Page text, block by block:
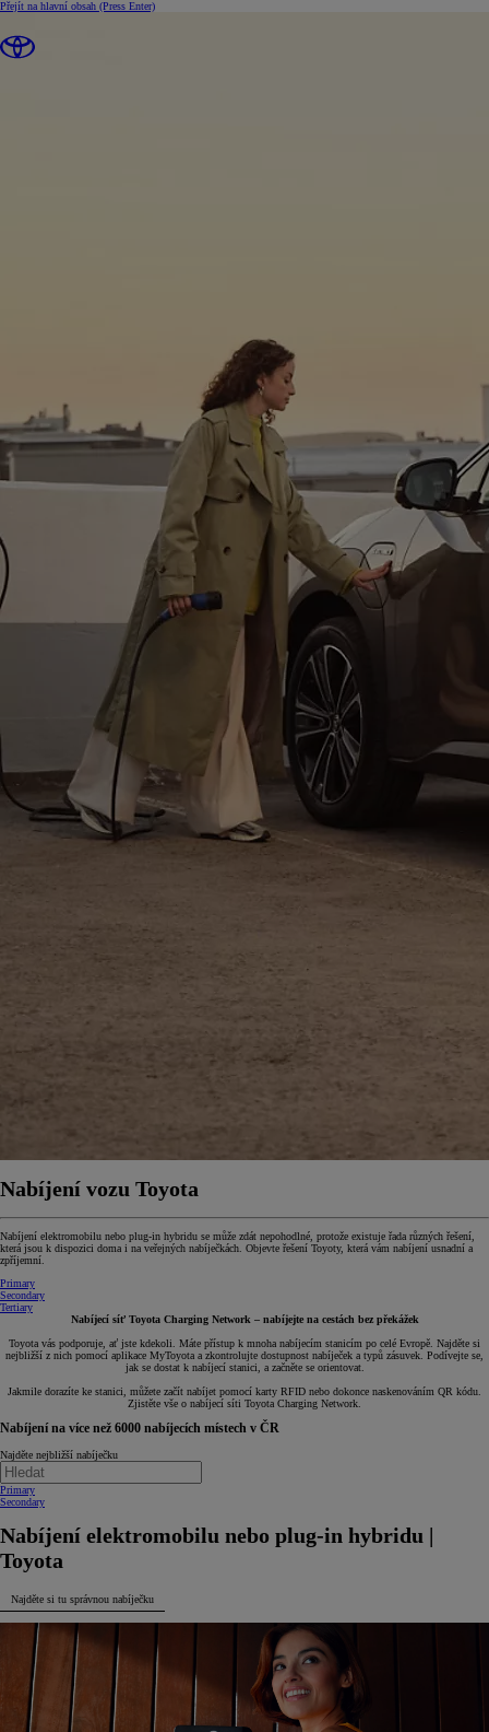
Přejít na hlavní obsah (Press Enter)
Nabíjení vozu Toyota
Nabíjení elektromobilu nebo plug-in hybridu se může zdát nepohodlné, protože existuje řada různých řešení,
která jsou k dispozici doma i na veřejných nabíječkách. Objevte řešení Toyoty, která vám nabíjení usnadní a
zpříjemní.
Primary
Secondary
Tertiary
Nabíjecí síť Toyota Charging Network – nabíjejte na cestách bez překážek
Toyota vás podporuje, ať jste kdekoli. Máte přístup k mnoha nabíjecím stanicím po celé Evropě. Najděte si
nejbližší z nich pomocí aplikace MyToyota a zkontrolujte dostupnost nabíječek a typů zásuvek. Podívejte se,
jak se dostat k nabíjecí stanici, a začněte se orientovat.
Jakmile dorazíte ke stanici, můžete začít nabíjet pomocí karty RFID nebo dokonce naskenováním QR kódu.
Zjistěte vše o nabíjecí síti Toyota Charging Network.
Nabíjení na více než 6000 nabíjecích místech v ČR
Najděte nejbližší nabíječku
Primary
Secondary
Nabíjení elektromobilu nebo plug-in hybridu |
Toyota
Najděte si tu správnou nabíječku